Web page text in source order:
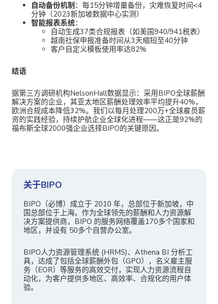
自动备份机制 ：每15分钟增量备份，灾难恢复时间<4
分钟（2023新加坡数据中心实测）
智能报表系统：
自动生成37类合规报表（如美国940/941税表）
越南社保申报准备时间从3天缩短至40分钟
客户自定义模板使用率达82%
结语
据第三方调研机构NelsonHall数据显示：采用BIPO全球薪酬
解决方案的企业，其亚太地区薪酬处理效率平均提升40%，
欧洲合规成本降低32%。我们以每月处理200万+全球雇员薪
资的实践经验，持续护航企业全球化进程——这正是92%的
福布斯全球2000强企业选择BIPO的关键原因。
关于BIPO
BIPO（必博）成立于 2010 年，总部位于新加坡，中
国总部位于上海。作为全球领先的薪酬和人力资源解
决方案提供商，BIPO 的服务网络覆盖170多个国家和
地区，并设有 50多个自营办公室。
BIPO人力资源管理系统 (HRMS)、Athena BI 分析工
具，达成了包括全球薪酬外包（GPO），名义雇主服
务（EOR）等服务的高效交付，实现人力资源流程自
动化，为客户提供多地区、高效率、合规化的用户体
验。